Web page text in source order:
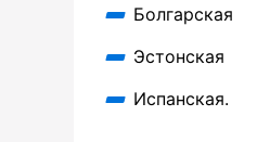
Болгарская
Эстонская
Испанская.